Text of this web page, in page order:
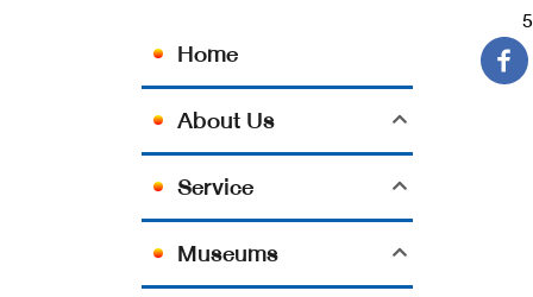
Home
About Us
Service
Museums